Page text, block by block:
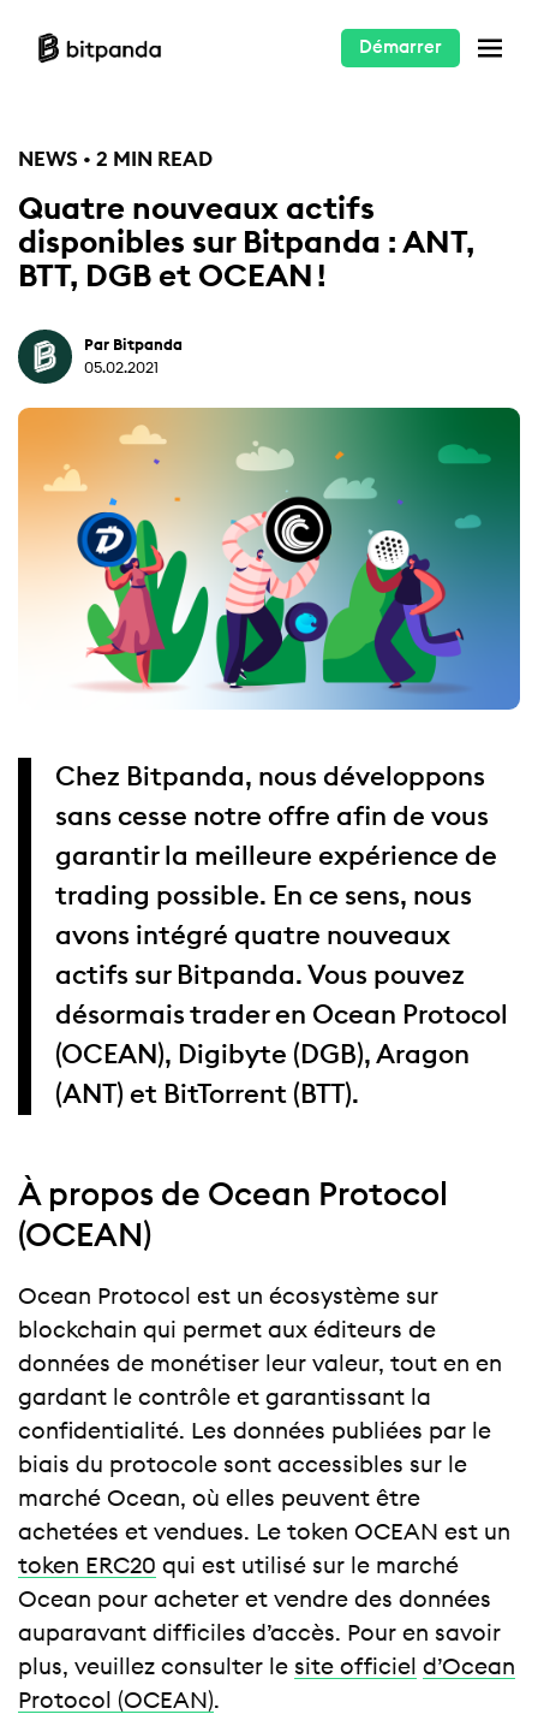
Démarrer
NEWS • 2 MIN READ
Quatre nouveaux actifs
disponibles sur Bitpanda : ANT,
BTT, DGB et OCEAN !
Par Bitpanda
05.02.2021
Chez Bitpanda, nous développons
sans cesse notre offre afin de vous
garantir la meilleure expérience de
trading possible. En ce sens, nous
avons intégré quatre nouveaux
actifs sur Bitpanda. Vous pouvez
désormais trader en Ocean Protocol
(OCEAN), Digibyte (DGB), Aragon
(ANT) et BitTorrent (BTT).
À propos de Ocean Protocol
(OCEAN)
Ocean Protocol est un écosystème sur
blockchain qui permet aux éditeurs de
données de monétiser leur valeur, tout en en
gardant le contrôle et garantissant la
confidentialité. Les données publiées par le
biais du protocole sont accessibles sur le
marché Ocean, où elles peuvent être
achetées et vendues. Le token OCEAN est un
token ERC20 qui est utilisé sur le marché
Ocean pour acheter et vendre des données
auparavant difficiles d’accès. Pour en savoir
plus, veuillez consulter le site officiel d’Ocean
Protocol (OCEAN).